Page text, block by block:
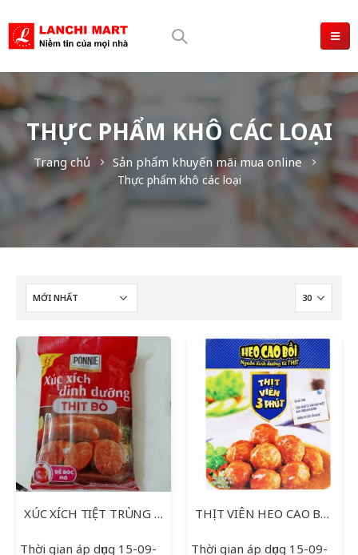
THỰC PHẨM KHÔ CÁC LOẠI
Trang chủ Sản phẩm khuyến mãi mua online
Thực phẩm khô các loại
XÚC XÍCH TIỆT TRÙNG PONNIE VỊ BÒ 175G
Thời gian áp dụng 15-09-
THỊT VIÊN HEO CAO BỒI 3P 200G
Thời gian áp dụng 15-09-